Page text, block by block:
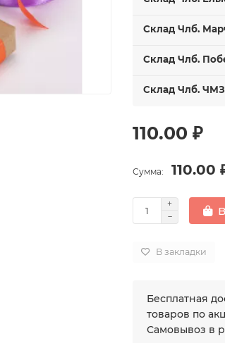
Склад Члб.
Склад Члб.
Склад Члб.
110.00 ₽
Сумма: 110.00
В закладки
Бесплатная
товаров по
Самовывоз в